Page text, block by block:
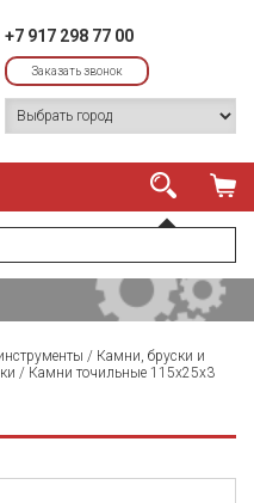
+7 917 298 77 00
Заказать звонок
/ Камни, бруски и
/ Камни точильные 115x25x3